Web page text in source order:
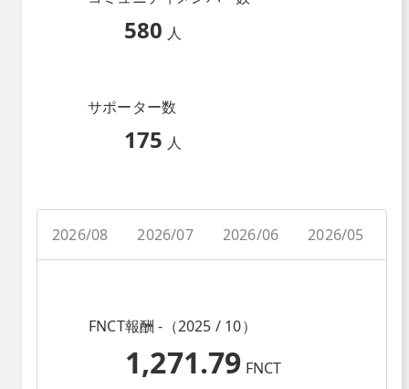
580 人
サポーター数
175 人
2026/08 2026/07 2026/06 2026/05
FNCT報酬 -（2025 / 10）
1,271.79 FNCT